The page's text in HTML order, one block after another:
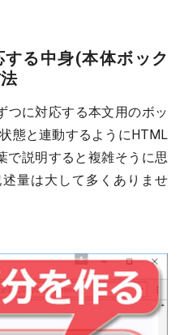
る中身(本体ボック
つに対応する本文用のボッ
態と連動するようにHTML
で説明すると複雑そうに思
量は大して多くありませ